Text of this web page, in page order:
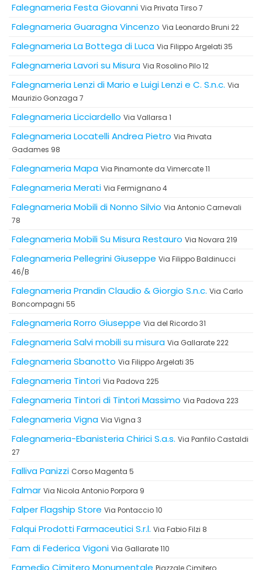
Falegnameria Festa Giovanni Via Privata Tirso 7
Falegnameria Guaragna Vincenzo Via Leonardo Bruni 22
Falegnameria La Bottega di Luca Via Filippo Argelati 35
Falegnameria Lavori su Misura Via Rosolino Pilo 12
Falegnameria Lenzi di Mario e Luigi Lenzi e C. S.n.c. Via
Maurizio Gonzaga 7
Falegnameria Licciardello Via Vallarsa 1
Falegnameria Locatelli Andrea Pietro Via Privata
Gadames 98
Falegnameria Mapa Via Pinamonte da Vimercate 11
Falegnameria Merati Via Fermignano 4
Falegnameria Mobili di Nonno Silvio Via Antonio Carnevali
78
Falegnameria Mobili Su Misura Restauro Via Novara 219
Falegnameria Pellegrini Giuseppe Via Filippo Baldinucci
46/B
Falegnameria Prandin Claudio & Giorgio S.n.c. Via Carlo
Boncompagni 55
Falegnameria Rorro Giuseppe Via del Ricordo 31
Falegnameria Salvi mobili su misura Via Gallarate 222
Falegnameria Sbanotto Via Filippo Argelati 35
Falegnameria Tintori Via Padova 225
Falegnameria Tintori di Tintori Massimo Via Padova 223
Falegnameria Vigna Via Vigna 3
Falegnameria-Ebanisteria Chirici S.a.s. Via Panfilo Castaldi
27
Falliva Panizzi Corso Magenta 5
Falmar Via Nicola Antonio Porpora 9
Falper Flagship Store Via Pontaccio 10
Falqui Prodotti Farmaceutici S.r.l. Via Fabio Filzi 8
Fam di Federica Vigoni Via Gallarate 110
Famedio Cimitero Monumentale Piazzale Cimitero